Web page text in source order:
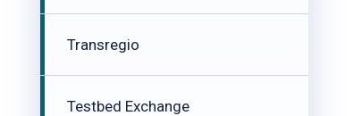
Transregio
Testbed Exchange